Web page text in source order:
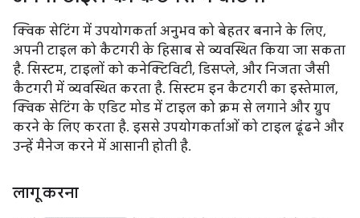
क्विक सेटिंग में उपयोगकर्ता अनुभव को बेहतर बनाने के लिए,
अपनी टाइल को कैटगरी के हिसाब से व्यवस्थित किया जा सकता
है. सिस्टम, टाइलों को कनेक्टिविटी, डिसप्ले, और निजता जैसी
कैटगरी में व्यवस्थित करता है. सिस्टम इन कैटगरी का इस्तेमाल,
क्विक सेटिंग के एडिट मोड में टाइल को क्रम से लगाने और ग्रुप
करने के लिए करता है. इससे उपयोगकर्ताओं को टाइल ढूंढने और
उन्हें मैनेज करने में आसानी होती है.
लागू करना